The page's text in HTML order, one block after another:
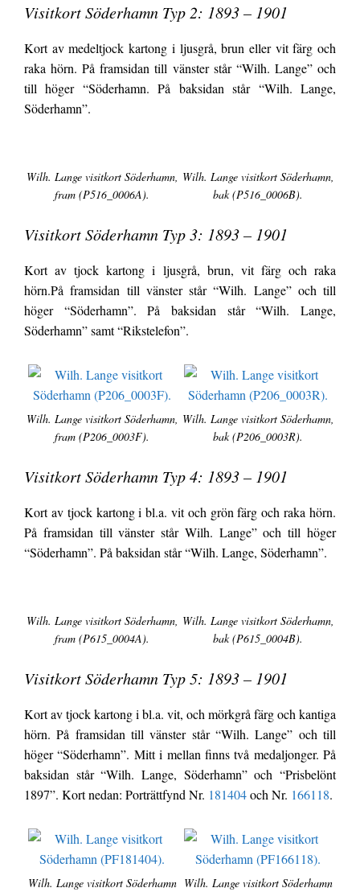
Visitkort Söderhamn Typ 2: 1893 – 1901
Kort av medeltjock kartong i ljusgrå, brun eller vit färg och
raka hörn. På framsidan till vänster står “Wilh. Lange” och
till höger “Söderhamn. På baksidan står “Wilh. Lange,
Söderhamn”.
Wilh. Lange visitkort Söderhamn,
fram (P516_0006A).
Wilh. Lange visitkort Söderhamn,
bak (P516_0006B).
Visitkort Söderhamn Typ 3: 1893 – 1901
Kort av tjock kartong i ljusgrå, brun, vit färg och raka
hörn.På framsidan till vänster står “Wilh. Lange” och till
höger “Söderhamn”. På baksidan står “Wilh. Lange,
Söderhamn” samt “Rikstelefon”.
Wilh. Lange visitkort Söderhamn,
fram (P206_0003F).
Wilh. Lange visitkort Söderhamn,
bak (P206_0003R).
Visitkort Söderhamn Typ 4: 1893 – 1901
Kort av tjock kartong i bl.a. vit och grön färg och raka hörn.
På framsidan till vänster står Wilh. Lange” och till höger
“Söderhamn”. På baksidan står “Wilh. Lange, Söderhamn”.
Wilh. Lange visitkort Söderhamn,
fram (P615_0004A).
Wilh. Lange visitkort Söderhamn,
bak (P615_0004B).
Visitkort Söderhamn Typ 5: 1893 – 1901
Kort av tjock kartong i bl.a. vit, och mörkgrå färg och kantiga
hörn. På framsidan till vänster står “Wilh. Lange” och till
höger “Söderhamn”. Mitt i mellan finns två medaljonger. På
baksidan står “Wilh. Lange, Söderhamn” och “Prisbelönt
1897”. Kort nedan: Porträttfynd Nr. 181404och Nr. 166118.
Wilh. Lange visitkort Söderhamn Wilh. Lange visitkort Söderhamn